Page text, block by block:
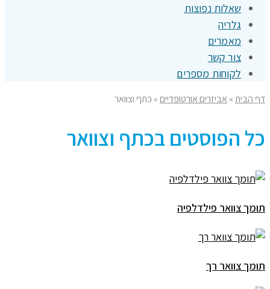
שאלות נפוצות
גלריה
מאמרים
צור קשר
לקוחות מספרים
דף הבית» אביזרים אורטופדיים» כתף וצוואר
כל הפוסטים בכתף וצוואר
תומך צוואר פילדלפיה
תומך צוואר רך